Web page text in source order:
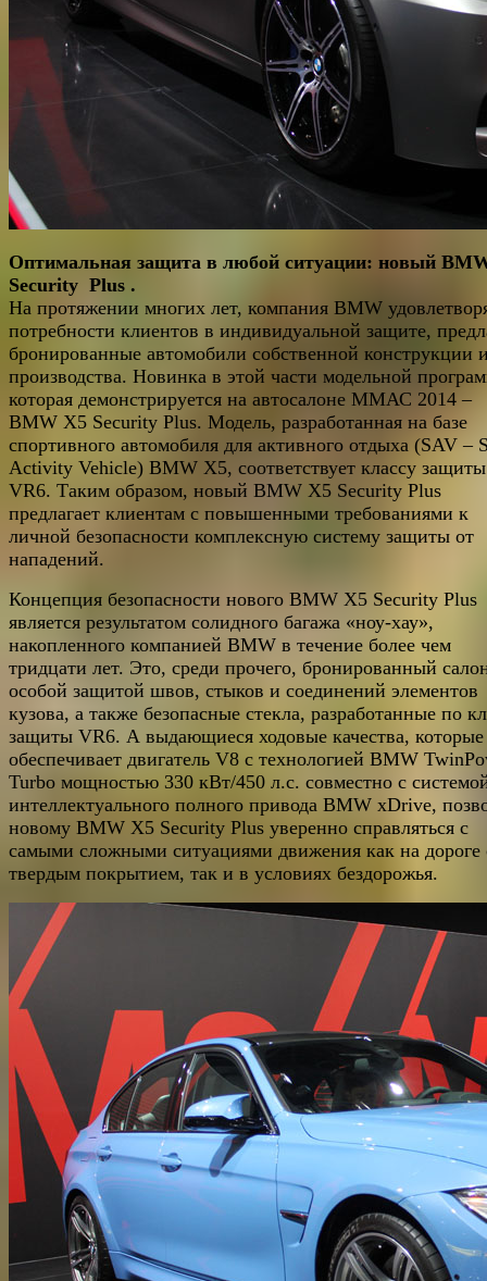
Оптимальная защита в любой ситуации: новый
Security Plus .
На протяжении многих лет, компания BMW
потребности клиентов в индивидуальной защите,
бронированные автомобили собственной конструкции
производства. Новинка в этой части модельной
которая демонстрируется на автосалоне ММАС 2014 –
BMW X5 Security Plus. Модель, разработанная на базе
спортивного автомобиля для активного отдыха (SAV –
Activity Vehicle) BMW X5, соответствует классу защиты
VR6. Таким образом, новый BMW X5 Security Plus
предлагает клиентам с повышенными требованиями к
личной безопасности комплексную систему защиты от
нападений.
Концепция безопасности нового BMW X5 Security Plus
является результатом солидного багажа «ноу-хау»,
накопленного компанией BMW в течение более чем
тридцати лет. Это, среди прочего, бронированный
особой защитой швов, стыков и соединений элементов
кузова, а также безопасные стекла, разработанные по
защиты VR6. А выдающиеся ходовые качества, которые
обеспечивает двигатель V8 с технологией BMW
Turbo мощностью 330 кВт/450 л.с. совместно с
интеллектуального полного привода BMW xDrive,
новому BMW X5 Security Plus уверенно справляться с
самыми сложными ситуациями движения как на дороге
твердым покрытием, так и в условиях бездорожья.